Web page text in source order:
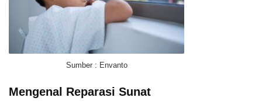
Sumber : Envanto
Mengenal Reparasi Sunat